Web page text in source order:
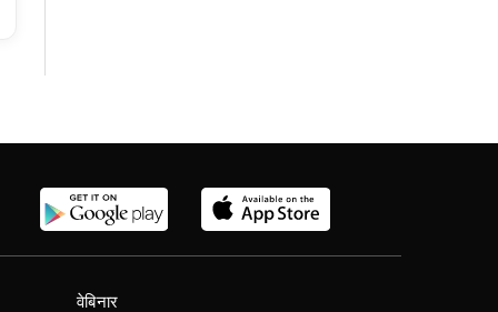
वेबिनार